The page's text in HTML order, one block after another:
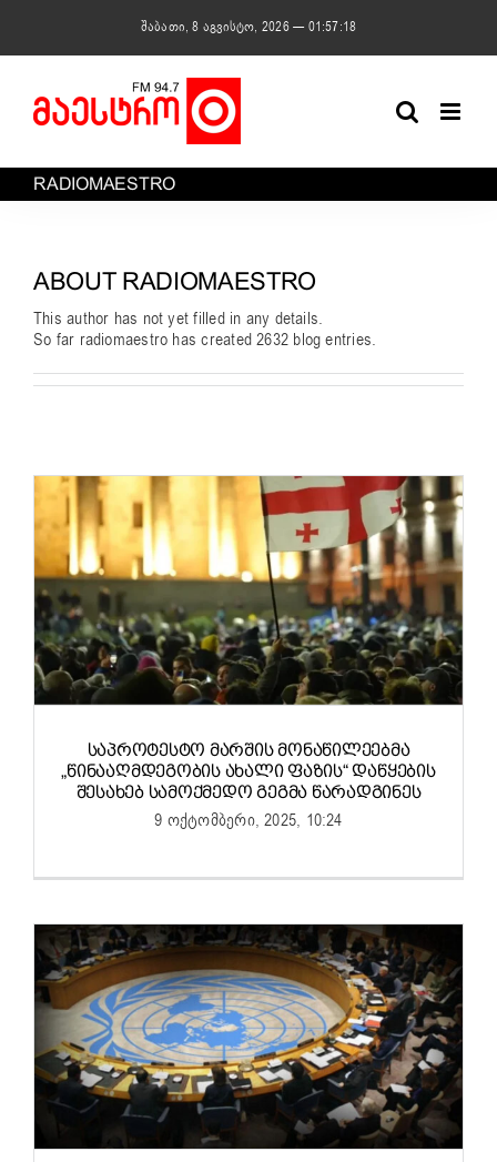
content
შაბათი, 8 აგვისტო, 2026 — 01:57:19
RADIOMAESTRO
ABOUT RADIOMAESTRO
This author has not yet filled in any details.
So far radiomaestro has created 2632 blog entries.
ᲡᲐᲞᲠᲝᲢᲔᲡᲢᲝ ᲛᲐᲠᲨᲘᲡ ᲛᲝᲜᲐᲬᲘᲚᲔᲔᲑᲛᲐ
„ᲬᲘᲜᲐᲐᲦᲛᲓᲔᲒᲝᲑᲘᲡ ᲐᲮᲐᲚᲘ ᲤᲐᲖᲘᲡ“ ᲓᲐᲬᲧᲔᲑᲘᲡ
ᲨᲔᲡᲐᲮᲔᲑ ᲡᲐᲛᲝᲥᲛᲔᲓᲝ ᲒᲔᲒᲛᲐ ᲬᲐᲠᲐᲓᲒᲘᲜᲔᲡ
9 ოქტომბერი, 2025, 10:24